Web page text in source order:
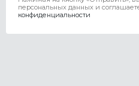
персональных данных и
конфиденциальности